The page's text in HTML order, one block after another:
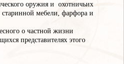
оружия и охотничьих
старинной мебели, фарфора и
о частной жизни
представителях этого